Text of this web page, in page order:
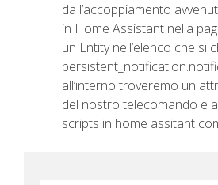
da l’accoppiamento
in Home Assistant nella
un Entity nell’elenco che si
all’interno troveremo un
del nostro telecomando e
scripts in home assitant